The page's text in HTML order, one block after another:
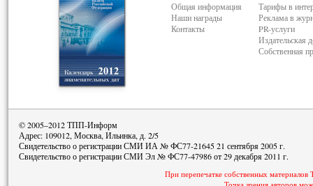
Общая информация
Наши награды
Контакты
Тарифы в
Реклама в
PR-услуги
Издательская
Собственная
© 2005–2012 ТПП-Информ
Адрес: 109012, Москва, Ильинка, д. 2/5
Свидетельство о регистрации СМИ ИА № ФС77-21645 21 сентября 2005 г.
Свидетельство о регистрации СМИ Эл № ФС77-47986 от 29 декабря 2011 г.
При перепечатке собственных